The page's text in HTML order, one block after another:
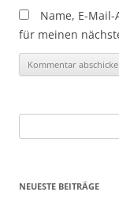
Name, E-
für meinen
nach:
NEUESTE BEITRÄGE